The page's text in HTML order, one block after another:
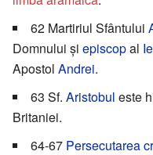
62 Martiriul Sfântului
Domnului şi episcopal
Apostol Andrei.
63 Sf. Aristobul este
Britaniei.
64-67 Persecutarea